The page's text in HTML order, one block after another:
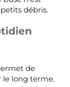
débris.
de
le long terme.